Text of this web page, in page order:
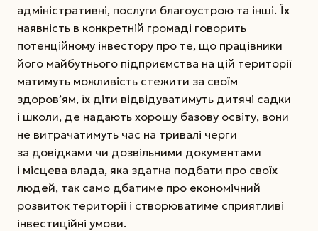
адміністративні, послуги благоустрою та інші. Їх
наявність в конкретній громаді говорить
потенційному інвестору про те, що працівники
його майбутнього підприємства на цій території
матимуть можливість стежити за своїм
здоров’ям, їх діти відвідуватимуть дитячі садки
і школи, де надають хорошу базову освіту, вони
не витрачатимуть час на тривалі черги
за довідками чи дозвільними документами
і місцева влада, яка здатна подбати про своїх
людей, так само дбатиме про економічний
розвиток території і створюватиме сприятливі
інвестиційні умови.